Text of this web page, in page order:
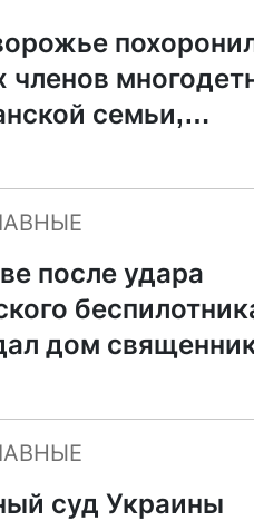
членов
семьи,
при российском
после удара
дом
суд Украины